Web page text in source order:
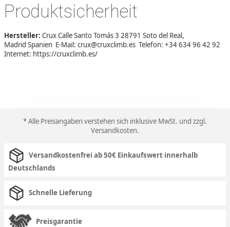
Produktsicherheit
Hersteller: Crux Calle Santo Tomás 3 28791 Soto del Real,
Madrid Spanien E-Mail: crux@cruxclimb.es Telefon: +34 634 96 42 92
Internet: https://cruxclimb.es/
* Alle Preisangaben verstehen sich inklusive MwSt. und zzgl.
Versandkosten.
Versandkostenfrei ab 50€ Einkaufswert innerhalb
Deutschlands
Schnelle Lieferung
Preisgarantie